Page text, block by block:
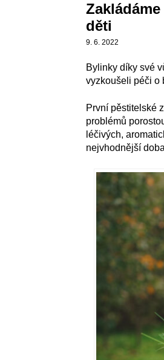
děti
9. 6. 2022
Bylinky díky své
vyzkoušeli péči o
První pěstitelské
problémů
léčivých,
nejvhodnější